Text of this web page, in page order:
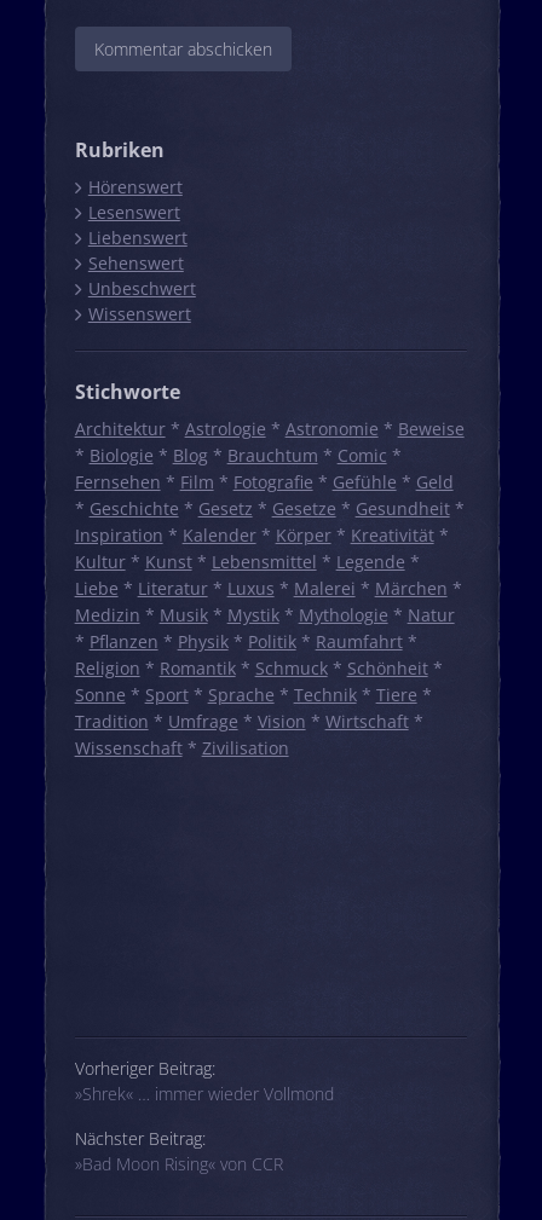
Rubriken
Hörenswert
Lesenswert
Liebenswert
Sehenswert
Unbeschwert
Wissenswert
Stichworte
Architektur* Astrologie * Astronomie * Beweise
* Biologie * Blog* Brauchtum * Comic *
Fernsehen * Film * Fotografie * Gefühle * Geld
* Geschichte * Gesetz * Gesetze * Gesundheit*
Inspiration * Kalender* Körper* Kreativität*
Kultur* Kunst* Lebensmittel * Legende *
Liebe * Literatur* Luxus * Malerei * Märchen *
Medizin * Musik* Mystik* Mythologie * Natur
* Pflanzen * Physik* Politik* Raumfahrt*
Religion * Romantik* Schmuck* Schönheit*
Sonne * Sport* Sprache * Technik* Tiere *
Tradition * Umfrage * Vision * Wirtschaft*
Wissenschaft* Zivilisation
Beitrags-Navigation
Vorheriger Beitrag:
»Shrek« … immer wieder Vollmond
Nächster Beitrag:
»Bad Moon Rising« von CCR